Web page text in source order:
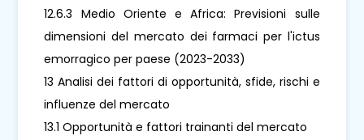
12.6.3 Medio Oriente e Africa: Previsioni sulle
dimensioni del mercato dei farmaci per l'ictus
emorragico per paese (2023-2033)
13 Analisi dei fattori di opportunità, sfide, rischi e
influenze del mercato
13.1 Opportunità e fattori trainanti del mercato